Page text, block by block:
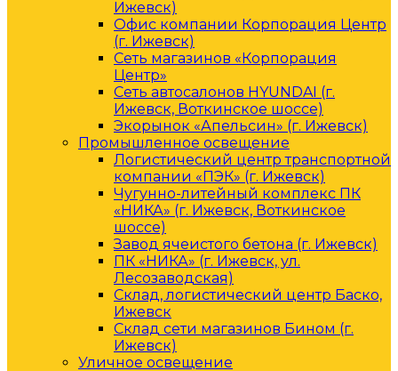
Ижевск)
Офис компании Корпорация Центр
(г. Ижевск)
Сеть магазинов «Корпорация
Центр»
Сеть автосалонов HYUNDAI (г.
Ижевск, Воткинское шоссе)
Экорынок «Апельсин» (г. Ижевск)
Промышленное освещение
Логистический центр транспортной
компании «ПЭК» (г. Ижевск)
Чугунно-литейный комплекс ПК
«НИКА» (г. Ижевск, Воткинское
шоссе)
Завод ячеистого бетона (г. Ижевск)
ПК «НИКА» (г. Ижевск, ул.
Лесозаводская)
Склад, логистический центр Баско,
Ижевск
Склад сети магазинов Бином (г.
Ижевск)
Уличное освещение